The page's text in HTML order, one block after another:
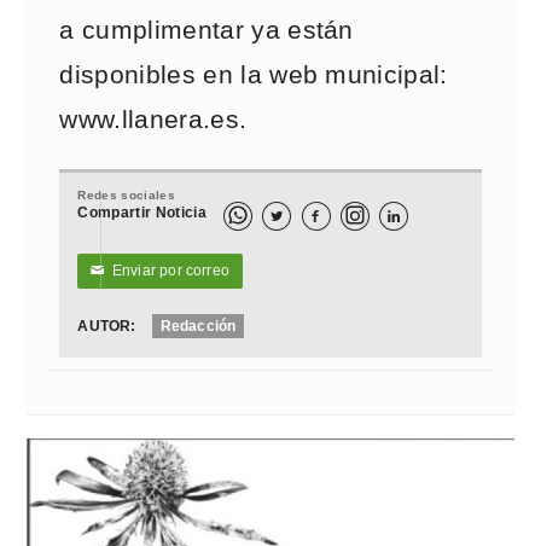
a cumplimentar ya están
disponibles en la web municipal:
www.llanera.es.
Redes sociales
Compartir Noticia   
✉ Enviar por correo
AUTOR: Redacción